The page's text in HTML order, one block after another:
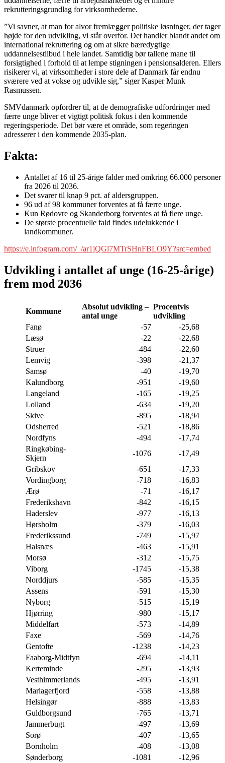
rekrutteringsgrundlag for virksomhederne.
”Vi savner, at man for alvor fremlægger politiske løsninger, der tager
højde for den udvikling, vi står overfor. Det handler blandt andet om
international rekruttering og om at sikre bæredygtige
uddannelsestilbud i hele landet. Samtidig bør tallene mane til
forsigtighed i forhold til at lempe stigningen i pensionsalderen. Ellers
risikerer vi, at virksomheder i store dele af Danmark får endnu
sværere ved at vokse og udvikle sig,” siger Kasper Munk
Rasmussen.
SMVdanmark opfordrer til, at de demografiske udfordringer med
færre unge bliver et vigtigt politisk fokus i den kommende
regeringsperiode. Det bør være et område, som regeringen
adresserer i den kommende 2035-plan.
Fakta:
Antallet af 16 til 25-årige falder med omkring 66.000 personer
fra 2026 til 2036.
Det svarer til knap 9 pct. af aldersgruppen.
96 ud af 98 kommuner forventes at få færre unge.
Kun Rødovre og Skanderborg forventes at få flere unge.
De største procentuelle fald findes udelukkende i
landkommuner.
https://e.infogram.com/_/ar1jQGl7MTrSHnFBLO9Y?src=embed
Udvikling i antallet af unge (16-25-årige)
frem mod 2036
Kommune
Absolut udvikling –
antal unge
Procentvis
udvikling
Fanø
-57
-25,68
Læsø
-22
-22,68
Struer
-484
-22,60
Lemvig
-398
-21,37
Samsø
-40
-19,70
Kalundborg
-951
-19,60
Langeland
-165
-19,25
Lolland
-634
-19,20
Skive
-895
-18,94
Odsherred
-521
-18,86
Nordfyns
-494
-17,74
Ringkøbing-
Skjern
-1076
-17,49
Gribskov
-651
-17,33
Vordingborg
-718
-16,83
Ærø
-71
-16,17
Frederikshavn
-842
-16,15
Haderslev
-977
-16,13
Hørsholm
-379
-16,03
Frederikssund
-749
-15,97
Halsnæs
-463
-15,91
Morsø
-312
-15,75
Viborg
-1745
-15,38
Norddjurs
-585
-15,35
Assens
-591
-15,30
Nyborg
-515
-15,19
Hjørring
-980
-15,17
Middelfart
-573
-14,89
Faxe
-569
-14,76
Gentofte
-1238
-14,23
Faaborg-Midtfyn
-694
-14,11
Kerteminde
-295
-13,93
Vesthimmerlands
-495
-13,91
Mariagerfjord
-558
-13,88
Helsingør
-888
-13,83
Guldborgsund
-765
-13,71
Jammerbugt
-497
-13,69
Sorø
-407
-13,65
Bornholm
-408
-13,08
Sønderborg
-1081
-12,96